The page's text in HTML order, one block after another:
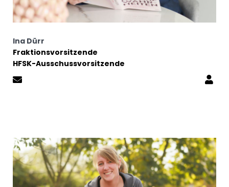
Ina Dürr
Fraktionsvorsitzende
HFSK-Ausschussvorsitzende